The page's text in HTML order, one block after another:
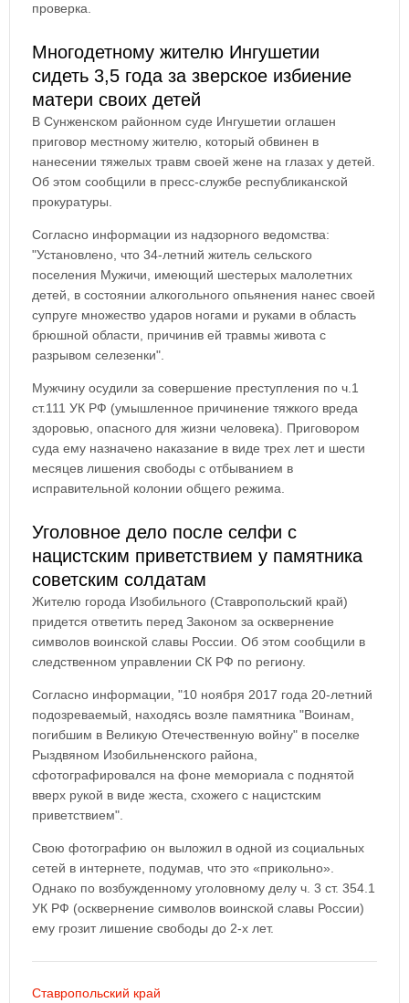
проверка.
Многодетному жителю Ингушетии
сидеть 3,5 года за зверское избиение
матери своих детей
В Сунженском районном суде Ингушетии оглашен
приговор местному жителю, который обвинен в
нанесении тяжелых травм своей жене на глазах у детей.
Об этом сообщили в пресс-службе республиканской
прокуратуры.
Согласно информации из надзорного ведомства:
"Установлено, что 34-летний житель сельского
поселения Мужичи, имеющий шестерых малолетних
детей, в состоянии алкогольного опьянения нанес своей
супруге множество ударов ногами и руками в область
брюшной области, причинив ей травмы живота с
разрывом селезенки".
Мужчину осудили за совершение преступления по ч.1
ст.111 УК РФ (умышленное причинение тяжкого вреда
здоровью, опасного для жизни человека). Приговором
суда ему назначено наказание в виде трех лет и шести
месяцев лишения свободы с отбыванием в
исправительной колонии общего режима.
Уголовное дело после селфи с
нацистским приветствием у памятника
советским солдатам
Жителю города Изобильного (Ставропольский край)
придется ответить перед Законом за осквернение
символов воинской славы России. Об этом сообщили в
следственном управлении СК РФ по региону.
Согласно информации, "10 ноября 2017 года 20-летний
подозреваемый, находясь возле памятника "Воинам,
погибшим в Великую Отечественную войну" в поселке
Рыздвяном Изобильненского района,
сфотографировался на фоне мемориала с поднятой
вверх рукой в виде жеста, схожего с нацистским
приветствием".
Свою фотографию он выложил в одной из социальных
сетей в интернете, подумав, что это «прикольно».
Однако по возбужденному уголовному делу ч. 3 ст. 354.1
УК РФ (осквернение символов воинской славы России)
ему грозит лишение свободы до 2-х лет.
Ставропольский край